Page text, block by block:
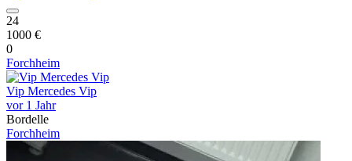
24
1000 €
0
Forchheim
Vip Mercedes Vip
vor 1 Jahr
Bordelle
Forchheim